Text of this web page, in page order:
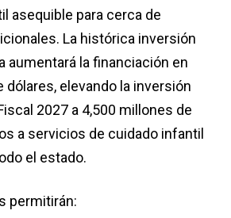
asequible para cerca de
La histórica inversión
aumentará la financiación en
dólares, elevando la inversión
2027 a 4,500 millones de
a servicios de cuidado infantil
el estado.
permitirán: